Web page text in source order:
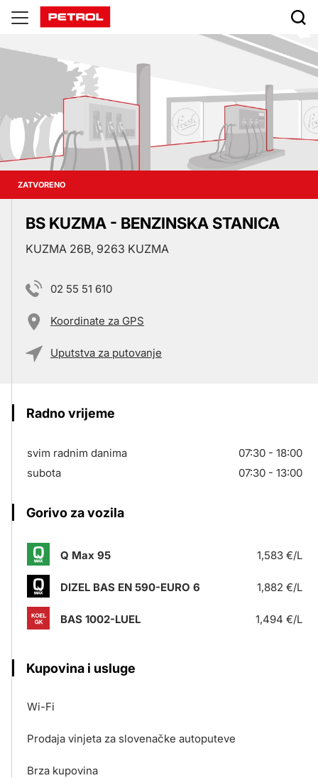
Prodajna
mjesta
ZATVORENO
BS KUZMA - BENZINSKA STANICA
KUZMA 26B, 9263 KUZMA
02 55 51 610
Koordinate za GPS
Uputstva za putovanje
Radno vrijeme
svim radnim danima
07:30 - 18:00
subota
07:30 - 13:00
Gorivo za vozila
Q Max 95 1,583 €/L
DIZEL BAS EN 590-EURO 6 1,882 €/L
BAS 1002-LUEL 1,494 €/L
Kupovina i usluge
Wi-Fi
Prodaja vinjeta za slovenačke autoputeve
Brza kupovina